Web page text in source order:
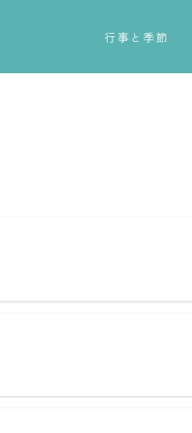
行事と季節
五節句